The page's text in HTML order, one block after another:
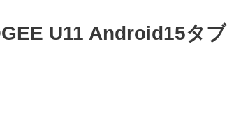
U11 Android15タブ